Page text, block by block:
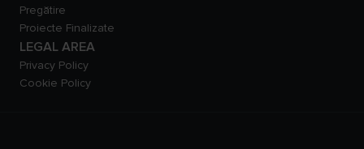
Pregătire
Proiecte Finalizate
LEGAL AREA
Privacy Policy
Cookie Policy